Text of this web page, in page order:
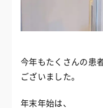
今年もたくさんの患
ございました。
年末年始は、